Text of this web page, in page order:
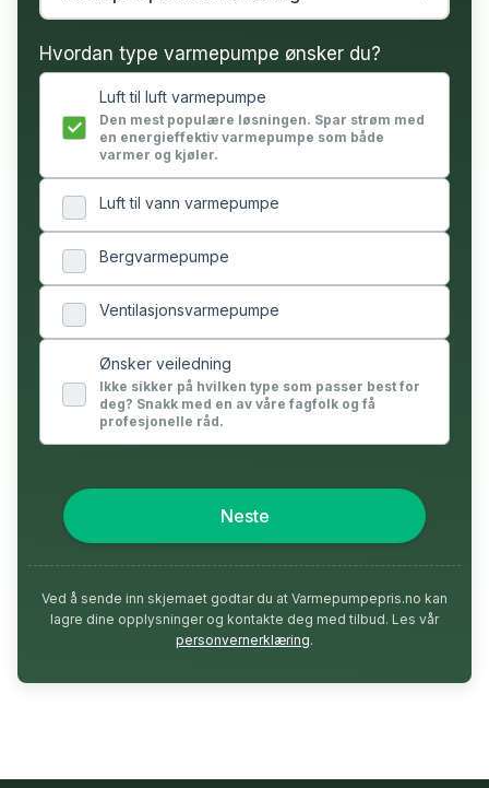
Hvordan type varmepumpe ønsker du?
Luft til luft varmepumpe
Den mest populære løsningen. Spar strøm med
en energieffektiv varmepumpe som både
varmer og kjøler.
Luft til vann varmepumpe
Bergvarmepumpe
Ventilasjonsvarmepumpe
Ønsker veiledning
Ikke sikker på hvilken type som passer best for
deg? Snakk med en av våre fagfolk og få
profesjonelle råd.
Neste
Ved å sende inn skjemaet godtar du at Varmepumpepris.no kan
lagre dine opplysninger og kontakte deg med tilbud. Les vår
personvernerklæring.